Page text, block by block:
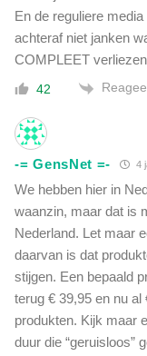
e
u
i
En de reguliere
achteraf niet janken
COMPLEET
42
-= GensNet =- 4
We hebben hier in
waanzin, maar dat is
Nederland. Let maar
daarvan is dat
stijgen. Een bepaald
terug € 39,95 en nu
produkten. Kijk maar
duur die